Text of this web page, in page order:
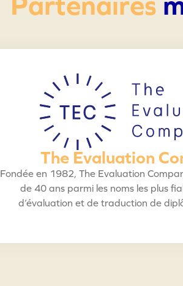
The Evaluation
Fondée en 1982, The Evaluation
de 40 ans parmi les noms les plus
d’évaluation et de traduction de